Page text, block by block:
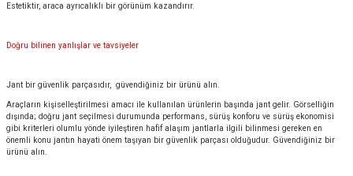
Estetiktir, araca ayrıcalıklı bir görünüm kazandırır.
Doğru bilinen yanlışlar ve tavsiyeler
Jant bir güvenlik parçasıdır, güvendiğiniz bir ürünü alın.
Araçların kişiselleştirilmesi amacı ile kullanılan ürünlerin başında jant gelir. Görselliğin
dışında; doğru jant seçilmesi durumunda performans, sürüş konforu ve sürüş ekonomisi
gibi kriterleri olumlu yönde iyileştiren hafif alaşım jantlarla ilgili bilinmesi gereken en
önemli konu jantın hayati önem taşıyan bir güvenlik parçası olduğudur. Güvendiğiniz bir
ürünü alın.